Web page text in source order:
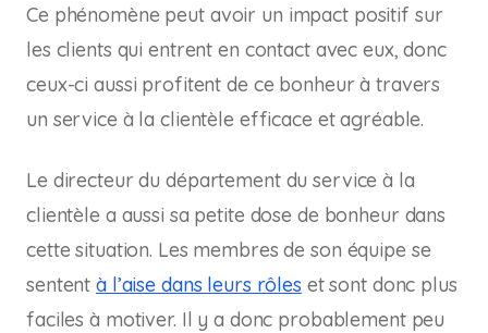
Ce phénomène peut avoir un impact positif sur
les clients qui entrent en contact avec eux, donc
ceux-ci aussi profitent de ce bonheur à travers
un service à la clientèle efficace et agréable.
Le directeur du département du service à la
clientèle a aussi sa petite dose de bonheur dans
cette situation. Les membres de son équipe se
sentent à l’aise dans leurs rôles et sont donc plus
faciles à motiver. Il y a donc probablement peu